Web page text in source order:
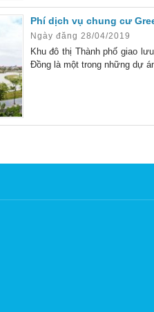
Phí dịch vụ chung cư
Ngày đăng 28/04/2019
Khu đô thị Thành phố giao
Đồng là một trong những dự